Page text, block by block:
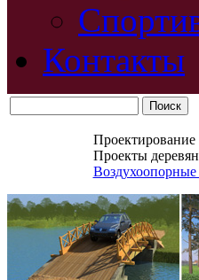
Контакты
Проекты